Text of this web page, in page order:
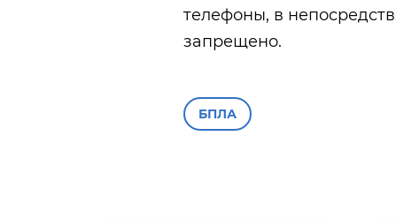
телефоны, в
запрещено.
БПЛА